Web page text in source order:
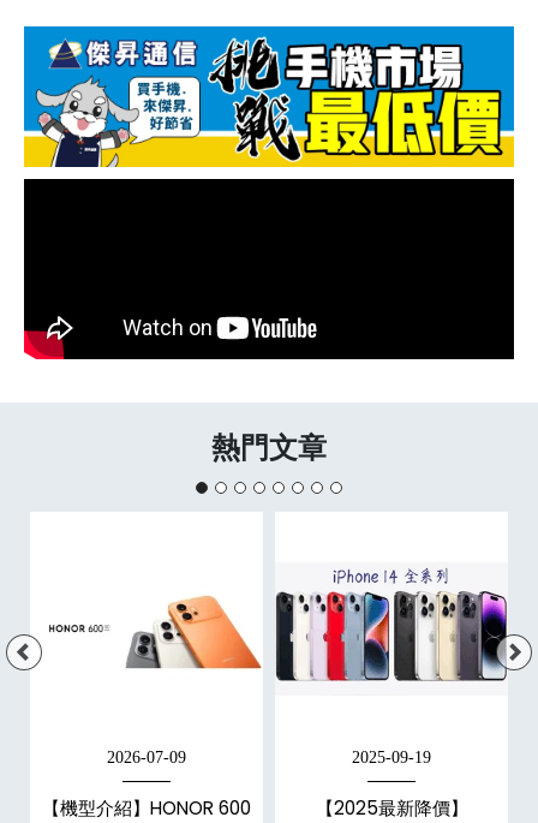
熱門文章
2026-07-09
【機型介紹】HONOR 600
2025-09-19
【2025最新降價】